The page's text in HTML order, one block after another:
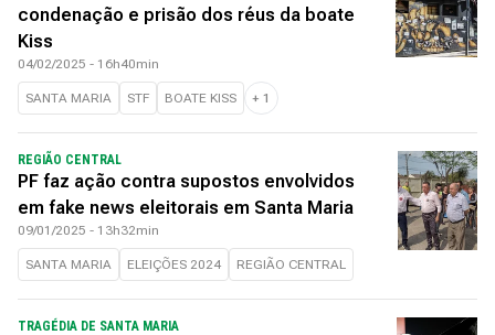
condenação e prisão dos réus da boate
Kiss
04/02/2025 - 16h40min
SANTA MARIA STF BOATE KISS + 1
REGIÃO CENTRAL
PF faz ação contra supostos envolvidos
em fake news eleitorais em Santa Maria
09/01/2025 - 13h32min
SANTA MARIA ELEIÇÕES 2024 REGIÃO CENTRAL
TRAGÉDIA DE SANTA MARIA